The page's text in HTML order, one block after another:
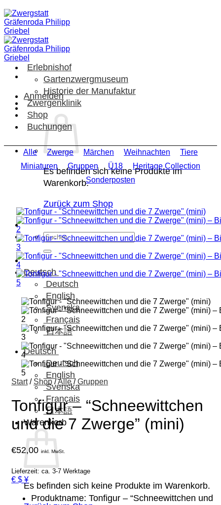
Zum
Inhalt
springen
Anmelden
Es befinden sich keine Produkte im
Warenkorb.
Zurück zum Shop
Suchen
nach:
Deutsch
Deutsch
English
Svenska
Français
日本語
Deutsch
Deutsch
English
Svenska
Français
日本語
Warenkorb
Es befinden sich keine Produkte im Warenkorb.
Erlebnishof
Gartenzwergmuseum
Historie der Manufaktur
Zwergenklinik
Shop
Buchungen
Alle Zwerge Märchen Weihnachten
Tiere
Miniaturen
Gruppen Ü18
Heritage Collection
Sonderposten
Start / Shop /Alle / Gruppen
Tonfigur – “Schneewittchen
und die 7 Zwerge” (mini)
€52,00 inkl. MwSt.
Lieferzeit: ca. 3-7 Werktage
€ $ ¥
Produktname: Tonfigur – “Schneewittchen und